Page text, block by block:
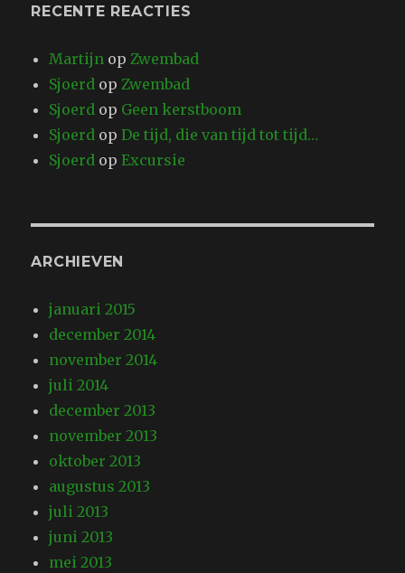
RECENTE REACTIES
Martijn opZwembad
Sjoerd opZwembad
Sjoerd op Geen kerstboom
Sjoerd opDe tijd, die van tijd tot tijd…
Sjoerd opExcursie
ARCHIEVEN
januari 2015
december 2014
november 2014
juli 2014
december 2013
november 2013
oktober 2013
augustus 2013
juli 2013
juni 2013
mei 2013